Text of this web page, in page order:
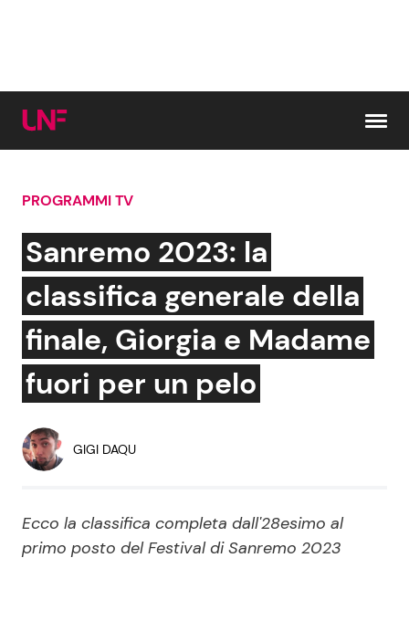
Cerca:
News e Cronaca
Attualità Italiana
Dal Mondo
Economia
Persone Scomparse
Politica
Gossip e TV
Bellezze VIP
Coppie VIP
Reality e Talent
PROGRAMMI TV
Sanremo 2023: la
classifica generale della
finale, Giorgia e Madame
fuori per un pelo
GIGI DAQU
Ecco la classifica completa dall'28esimo al
primo posto del Festival di Sanremo 2023